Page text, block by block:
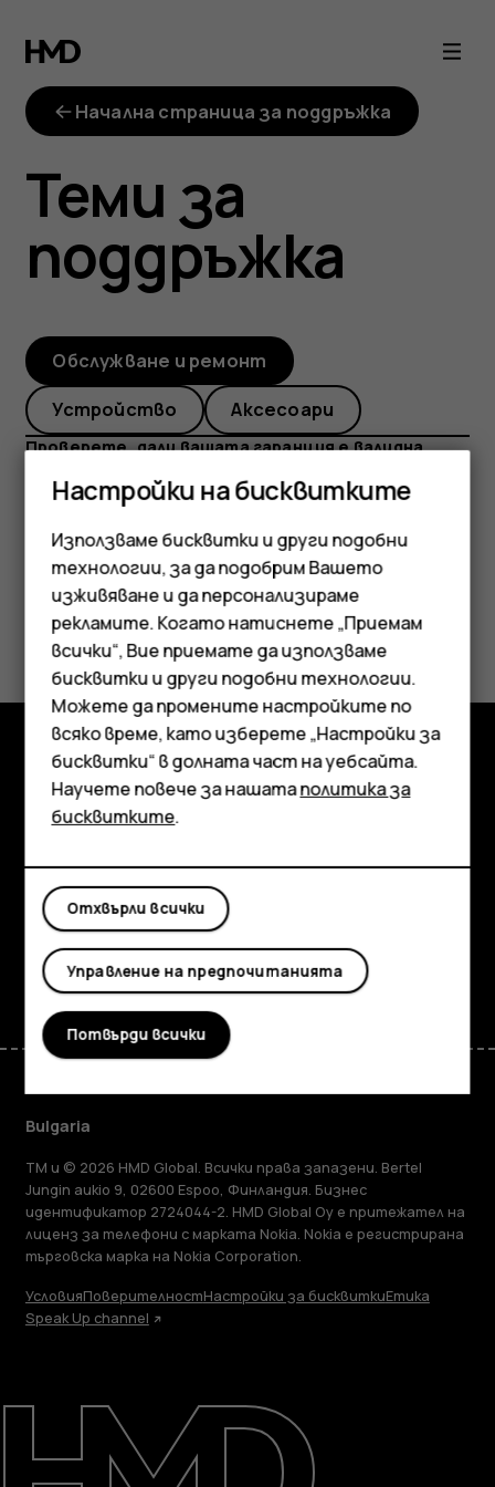
imei-
checker
Смартфони
Мобилни телефони
Аксесоари
Таблети
Ремонт, повторна употреба,
рециклиране
Поддръжка
Начална страница за поддръжка
Теми за
поддръжка
Обслужване и ремонт
Устройство Аксесоари
Проверете, дали вашата гаранция е валидна
Ремонт или подмяна
Възможност за ремонт QuickFix
Рециклиране
Каква е ориентировъчната цена за моето
устройство извън гаранция?
Изследвайте
Информация
Planet and people
Поддръжка
FacebookInstagram
TiktokYoutubeLinkedinDiscord
Bulgaria
TM и © 2026 HMD Global. Всички права запазени. Bertel
Jungin aukio 9, 02600 Espoo, Финландия. Бизнес
идентификатор 2724044-2. HMD Global Oy е притежател на
лиценз за телефони с марката Nokia. Nokia е регистрирана
търговска марка на Nokia Corporation.
УсловияПоверителностНастройки за бисквиткиЕтика
Speak Up channel
Настройки на бисквитките
Използваме бисквитки и други подобни
технологии, за да подобрим Вашето
изживяване и да персонализираме
рекламите. Когато натиснете „Приемам
всички“, Вие приемате да използваме
бисквитки и други подобни технологии.
Можете да промените настройките по
всяко време, като изберете „Настройки за
бисквитки“ в долната част на уебсайта.
Научете повече за нашатаполитика за
бисквитките.
Отхвърли всички
Управление на предпочитанията
Потвърди всички